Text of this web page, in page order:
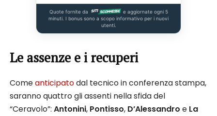
Quote fornite da
e aggiornate ogni 5
minuti. I bonus sono a scopo informativo per i nuovi
utenti.
Le assenze e i recuperi
Comeanticipatodal tecnico in conferenza stampa,
saranno quattro gli assenti nella sfida del
“Ceravolo”: Antonini, Pontisso, D’Alessandro e La